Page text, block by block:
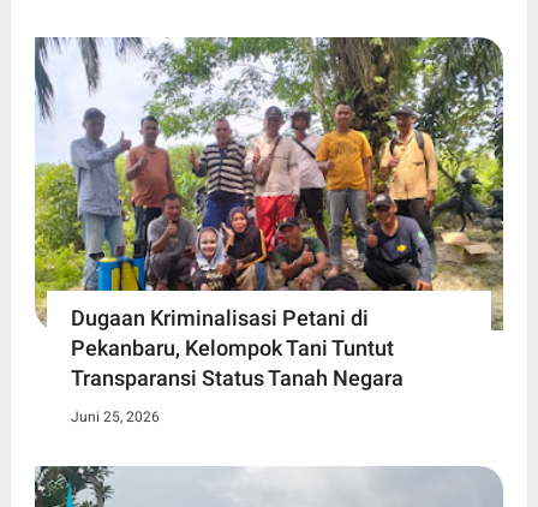
Dugaan Kriminalisasi Petani di
Pekanbaru, Kelompok Tani Tuntut
Transparansi Status Tanah Negara
Juni 25, 2026